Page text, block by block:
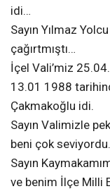
idi…
Sayın Yılmaz
çağırtmıştı…
İçel Vali’miz
13.01 1988
Çakmakoğlu idi.
Sayın Valimizle
beni çok
Sayın
ve benim İlçe Milli